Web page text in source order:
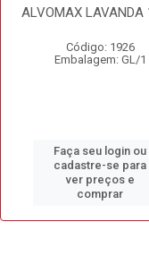
ALVOMAX LAVANDA
Código: 1926
Embalagem: GL/1
Faça seu login ou
cadastre-se para
ver preços e
comprar